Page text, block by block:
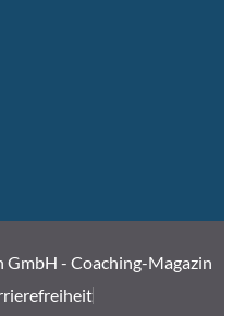
- Coaching-Magazin